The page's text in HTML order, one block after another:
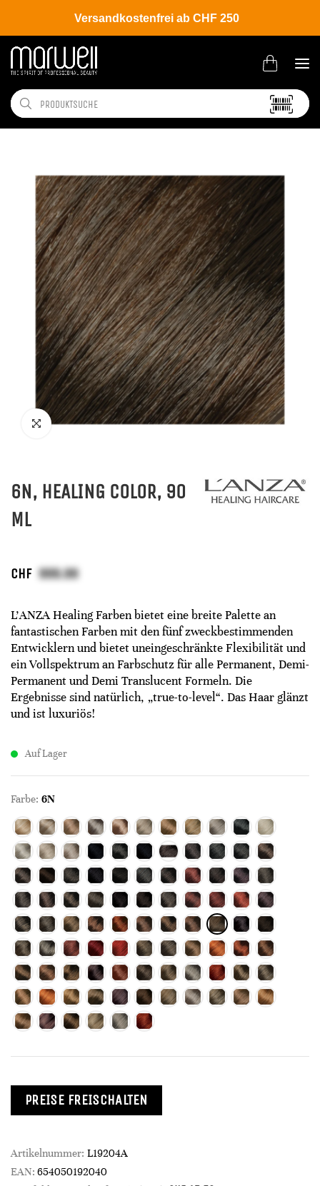
Versandkostenfrei ab CHF 250
Shop Brands L'ANZA Coloration Healing Color
6N, HEALING COLOR, 90
ML
CHF
L'ANZA Healing Farben bietet eine breite Palette an
fantastischen Farben mit den fünf zweckbestimmenden
Entwicklern und bietet uneingeschränkte Flexibilität und
ein Vollspektrum an Farbschutz für alle Permanent, Demi-
Permanent und Demi Translucent Formeln. Die
Ergebnisse sind natürlich, „true-to-level“. Das Haar glänzt
und ist luxuriös!
Auf Lager
Farbe: 6N
PREISE FREISCHALTEN
Artikelnummer: L19204A
EAN: 654050192040